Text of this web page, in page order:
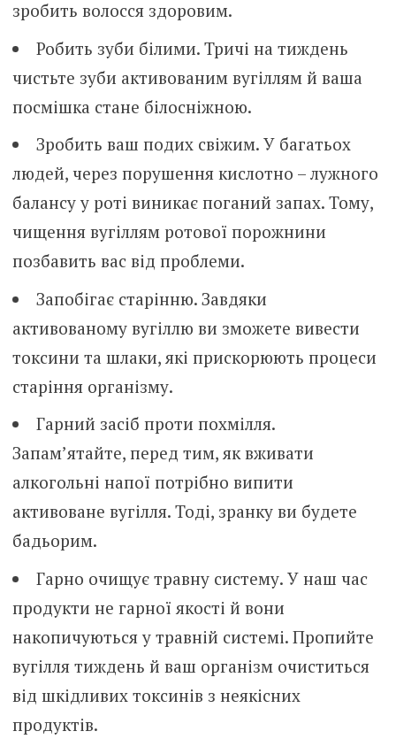
зробить волосся здоровим.
Робить зуби білими. Тричі на тиждень
чистьте зуби активованим вугіллям й ваша
посмішка стане білосніжною.
Зробить ваш подих свіжим. У багатьох
людей, через порушення кислотно – лужного
балансу у роті виникає поганий запах. Тому,
чищення вугіллям ротової порожнини
позбавить вас від проблеми.
Запобігає старінню. Завдяки
активованому вугіллю ви зможете вивести
токсини та шлаки, які прискорюють процеси
старіння організму.
Гарний засіб проти похмілля.
Запам’ятайте, перед тим, як вживати
алкогольні напої потрібно випити
активоване вугілля. Тоді, зранку ви будете
бадьорим.
Гарно очищує травну систему. У наш час
продукти не гарної якості й вони
накопичуються у травній системі. Пропийте
вугілля тиждень й ваш організм очиститься
від шкідливих токсинів з неякісних
продуктів.